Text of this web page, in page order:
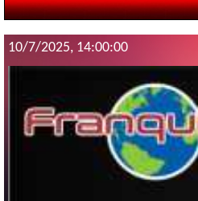
10/7/2025, 14:00:00